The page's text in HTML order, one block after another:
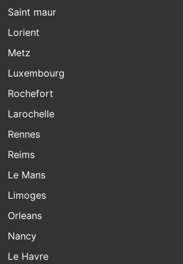
Saint maur
Lorient
Metz
Luxembourg
Rochefort
Larochelle
Rennes
Reims
Le Mans
Limoges
Orleans
Nancy
Le Havre